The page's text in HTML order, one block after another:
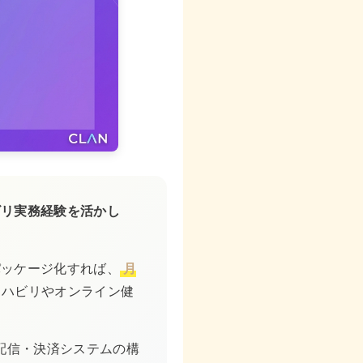
実務経験を活かし
ケージ化すれば、 月
ビリやオンライン健
信・決済システムの構